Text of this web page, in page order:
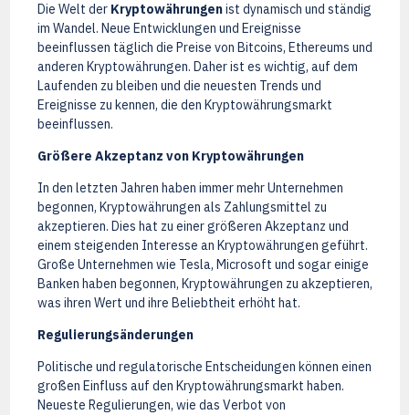
Die Welt der Kryptowährungenist dynamisch und ständig
im Wandel. Neue Entwicklungen und Ereignisse
beeinflussen täglich die Preise von Bitcoins, Ethereums und
anderen Kryptowährungen. Daher ist es wichtig, auf dem
Laufenden zu bleiben und die neuesten Trends und
Ereignisse zu kennen, die den Kryptowährungsmarkt
beeinflussen.
Größere Akzeptanz von Kryptowährungen
In den letzten Jahren haben immer mehr Unternehmen
begonnen, Kryptowährungen als Zahlungsmittel zu
akzeptieren. Dies hat zu einer größeren Akzeptanz und
einem steigenden Interesse an Kryptowährungen geführt.
Große Unternehmen wie Tesla, Microsoft und sogar einige
Banken haben begonnen, Kryptowährungen zu akzeptieren,
was ihren Wert und ihre Beliebtheit erhöht hat.
Regulierungsänderungen
Politische und regulatorische Entscheidungen können einen
großen Einfluss auf den Kryptowährungsmarkt haben.
Neueste Regulierungen, wie das Verbot von